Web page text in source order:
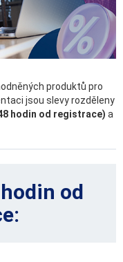
produktů pro
jsou slevy rozděleny
hodin od registrace) a
od